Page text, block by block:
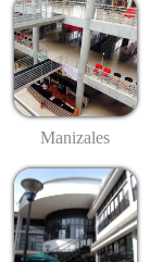
Manizales